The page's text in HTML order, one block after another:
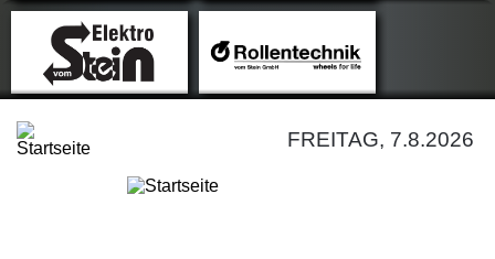
FREITAG, 7.8.2026